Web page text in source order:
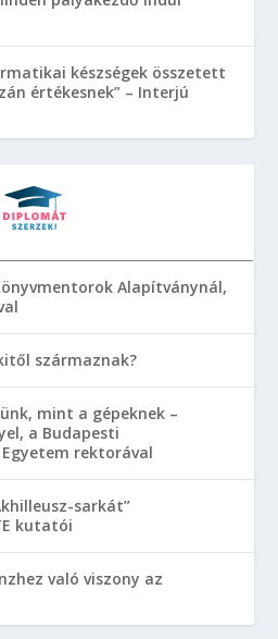
készségek összetett
értékesnek” – Interjú
Alapítványnál,
származnak?
mint a gépeknek –
a Budapesti
rektorával
sarkát”
kutatói
való viszony az